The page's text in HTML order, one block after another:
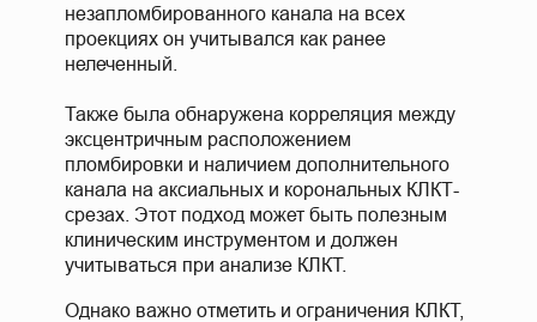
незапломбированного канала на всех
проекциях он учитывался как ранее
нелеченный.
Однако важно отметить и ограничения КЛКТ,
Также была обнаружена корреляция между
эксцентричным расположением
пломбировки и наличием дополнительного
канала на аксиальных и корональных КЛКТ-
срезах. Этот подход может быть полезным
клиническим инструментом и должен
учитываться при анализе КЛКТ.